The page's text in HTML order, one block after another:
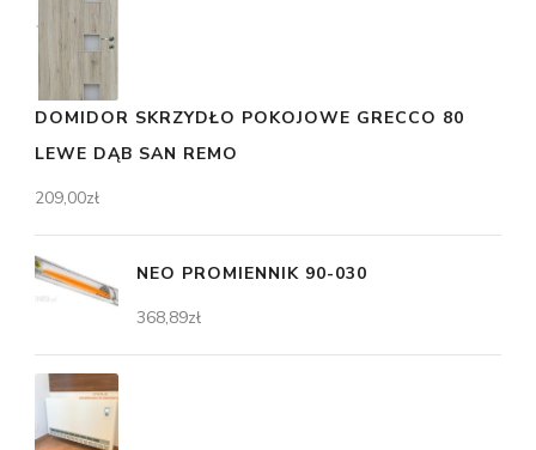
DOMIDOR SKRZYDŁO POKOJOWE GRECCO 80
LEWE DĄB SAN REMO
209,00zł
NEO PROMIENNIK 90-030
368,89zł